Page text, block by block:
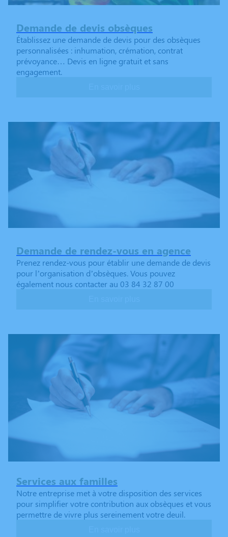
Demande de devis obsèques
Établissez une demande de devis pour des obsèques
personnalisées : inhumation, crémation, contrat
prévoyance… Devis en ligne gratuit et sans
engagement.
Demande de rendez-vous en agence
Prenez rendez-vous pour établir une demande de devis
pour l’organisation d’obsèques. Vous pouvez
également nous contacter au 03 84 32 87 00
Services aux familles
Notre entreprise met à votre disposition des services
pour simplifier votre contribution aux obsèques et vous
permettre de vivre plus sereinement votre deuil.